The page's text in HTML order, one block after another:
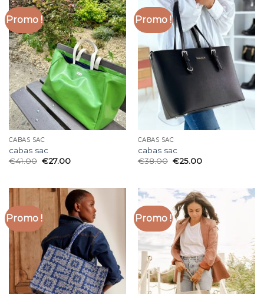
Promo !
CABAS SAC
cabas sac
€41.00 €27.00
Promo !
CABAS SAC
cabas sac
€38.00 €25.00
Promo ! Promo !